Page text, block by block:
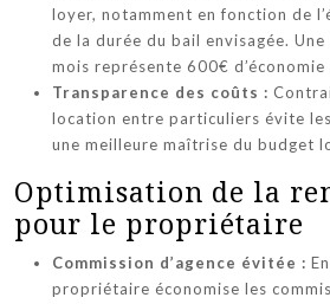
loyer, notamment en fonction de
de la durée du bail envisagée.
mois représente 600€ d’économie
Transparence des coûts :
location entre particuliers évite
une meilleure maîtrise du budget
Optimisation de la
pour le propriétaire
Commission d’agence évitée :
propriétaire économise les